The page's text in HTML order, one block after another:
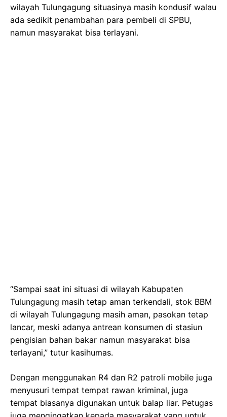
wilayah Tulungagung situasinya masih kondusif walau
ada sedikit penambahan para pembeli di SPBU,
namun masyarakat bisa terlayani.
“Sampai saat ini situasi di wilayah Kabupaten
Tulungagung masih tetap aman terkendali, stok BBM
di wilayah Tulungagung masih aman, pasokan tetap
lancar, meski adanya antrean konsumen di stasiun
pengisian bahan bakar namun masyarakat bisa
terlayani,” tutur kasihumas.
Dengan menggunakan R4 dan R2 patroli mobile juga
menyusuri tempat tempat rawan kriminal, juga
tempat biasanya digunakan untuk balap liar. Petugas